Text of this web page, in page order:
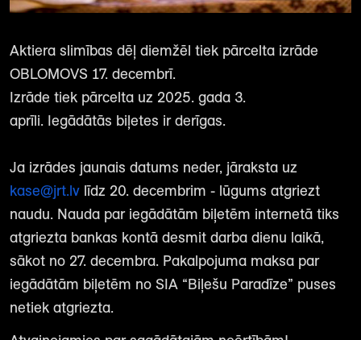
Aktiera slimības dēļ diemžēl tiek pārcelta izrāde
OBLOMOVS 17. decembrī.
Izrāde tiek pārcelta uz 2025. gada 3.
aprīli. Iegādātās biļetes ir derīgas.
Ja izrādes jaunais datums neder, jāraksta uz
kase@jrt.lv līdz 20. decembrim - lūgums atgriezt
naudu. Nauda par iegādātām biļetēm internetā tiks
atgriezta bankas kontā desmit darba dienu laikā,
sākot no 27. decembra. Pakalpojuma maksa par
iegādātām biļetēm no SIA “Biļešu Paradīze” puses
netiek atgriezta.